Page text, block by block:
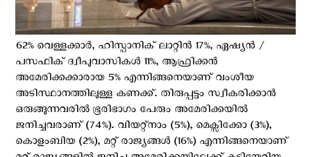
62% വെള്ളക്കാര്‍, ഹിസ്പാനിക് ലാറ്റിന്‍ 17%, ഏഷ്യൻ /
പസഫിക് ദ്വീപുവാസികൾ 11%, ആഫ്രിക്കൻ
അമേരിക്കക്കാരായ 5% എന്നിങ്ങനെയാണ് വംശീയ
അടിസ്ഥാനത്തിലുള്ള കണക്ക്. തിരുപ്പട്ടം സ്വീകരിക്കാന്‍
ഒരുങ്ങുന്നവരില്‍ ഭൂരിഭാഗം പേരും അമേരിക്കയിൽ
ജനിച്ചവരാണ് (74%). വിയറ്റ്നാം (5%), മെക്സിക്കോ (3%),
കൊളംബിയ (2%), മറ്റ് രാജ്യങ്ങള്‍ (16%) എന്നിങ്ങനെയാണ്